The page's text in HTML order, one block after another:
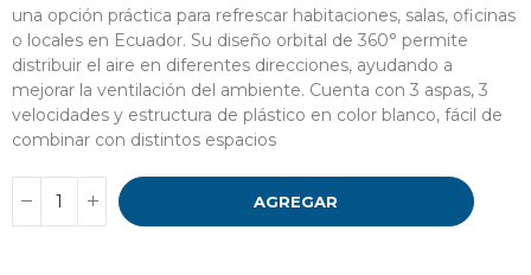
una opción práctica para refrescar habitaciones, salas, oficinas
o locales en Ecuador. Su diseño orbital de 360° permite
distribuir el aire en diferentes direcciones, ayudando a
mejorar la ventilación del ambiente. Cuenta con 3 aspas, 3
velocidades y estructura de plástico en color blanco, fácil de
combinar con distintos espacios
AGREGAR